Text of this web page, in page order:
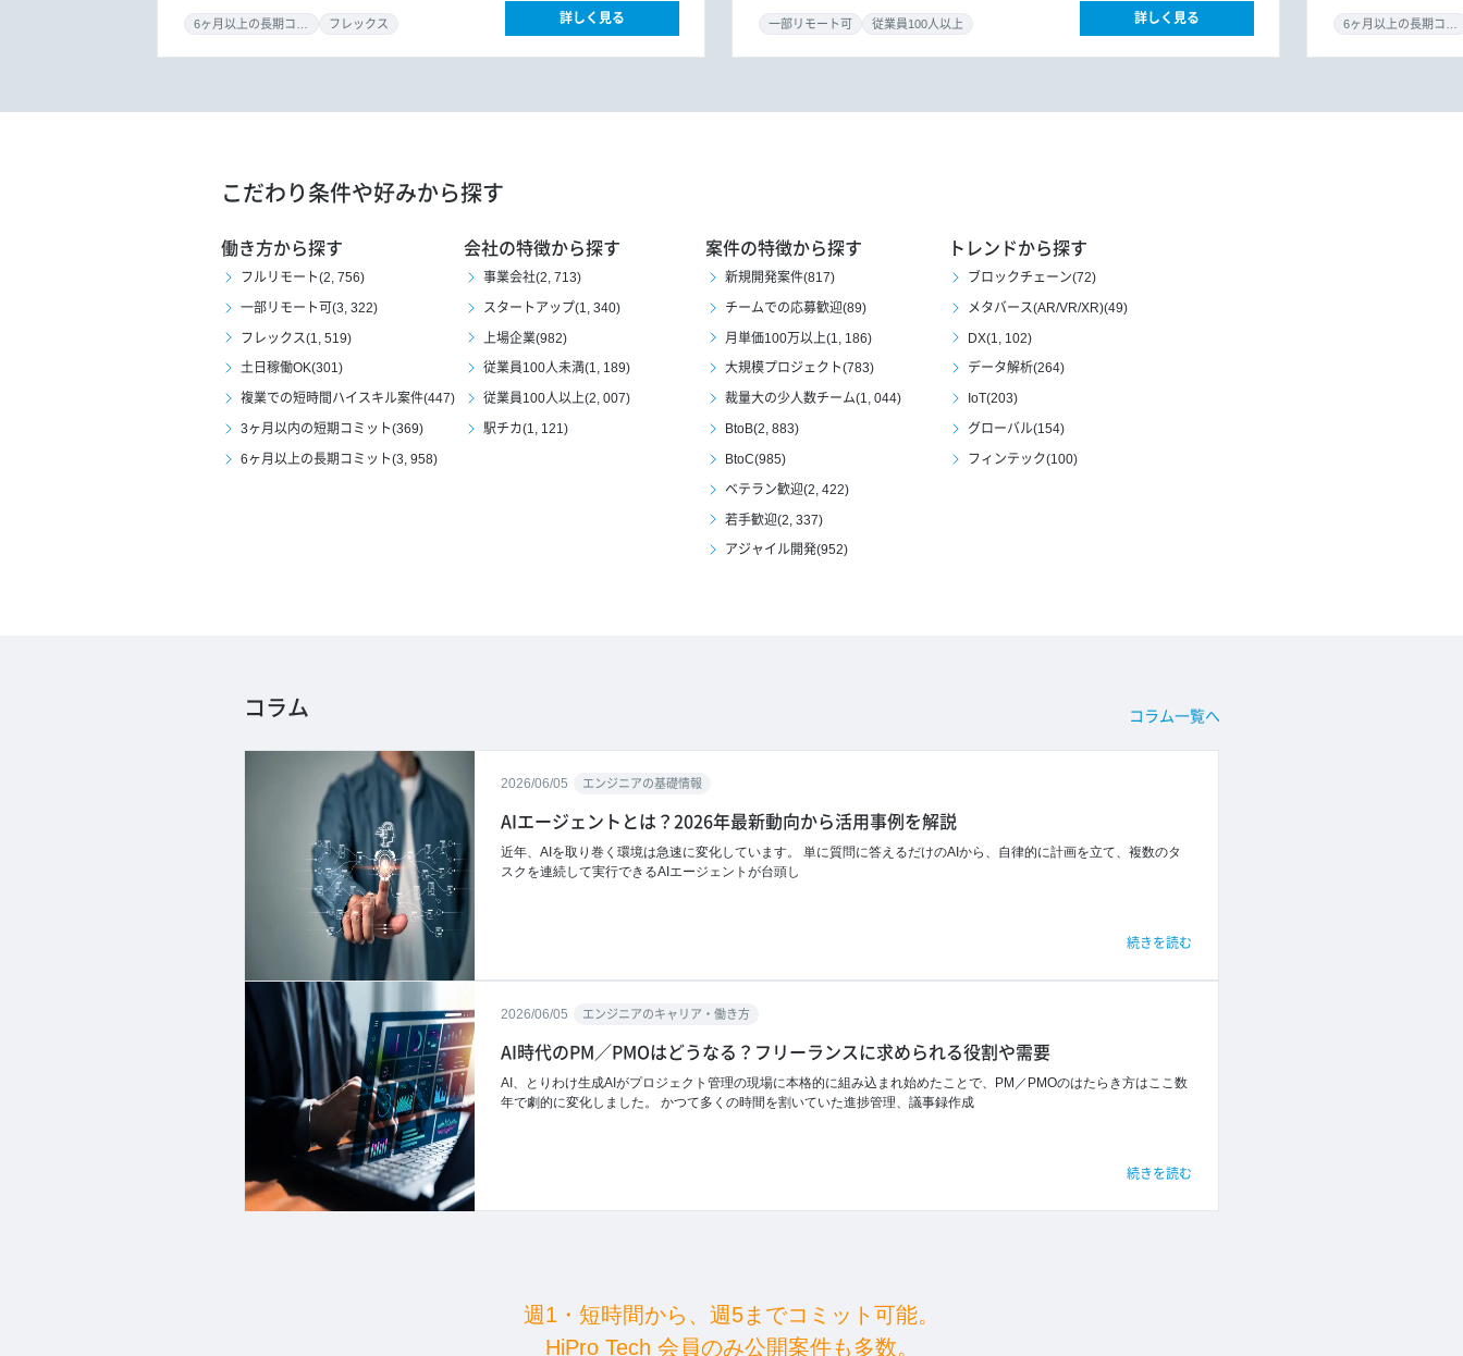
フレックス 詳しく見る 一部リモート可 従業員100人以上 詳しく見る
こだわり条件や好みから探す
働き方から探す
フルリモート(2, 756)
一部リモート可(3, 322)
フレックス(1, 519)
土日稼働OK(301)
複業での短時間ハイスキル案件(447)
3ヶ月以内の短期コミット(369)
6ヶ月以上の長期コミット(3, 958)
会社の特徴から探す
事業会社(2, 713)
スタートアップ(1, 340)
上場企業(982)
従業員100人未満(1, 189)
従業員100人以上(2, 007)
駅チカ(1, 121)
案件の特徴から探す
新規開発案件(817)
チームでの応募歓迎(89)
月単価100万以上(1, 186)
大規模プロジェクト(783)
裁量大の少人数チーム(1, 044)
BtoB(2, 883)
BtoC(985)
ベテラン歓迎(2, 422)
若手歓迎(2, 337)
アジャイル開発(952)
トレンドから探す
ブロックチェーン(72)
メタバース(AR/VR/XR)(49)
DX(1, 102)
データ解析(264)
IoT(203)
グローバル(154)
フィンテック(100)
コラム コラム一覧へ
2026/06/05 エンジニアの基礎情報
AIエージェントとは？2026年最新動向から活用事例を解説
近年、AIを取り巻く環境は急速に変化しています。 単に質問に答えるだけのAIから、自律的に計画を立て、複数のタ
スクを連続して実行できるAIエージェントが台頭し
続きを読む
2026/06/05 エンジニアのキャリア・働き方
AI時代のPM／PMOはどうなる？フリーランスに求められる役割や需要
AI、とりわけ生成AIがプロジェクト管理の現場に本格的に組み込まれ始めたことで、PM／PMOのはたらき方はここ数
年で劇的に変化しました。 かつて多くの時間を割いていた進捗管理、議事録作成
続きを読む
週1・短時間から、週5までコミット可能。
HiPro Tech 会員のみ公開案件も多数。